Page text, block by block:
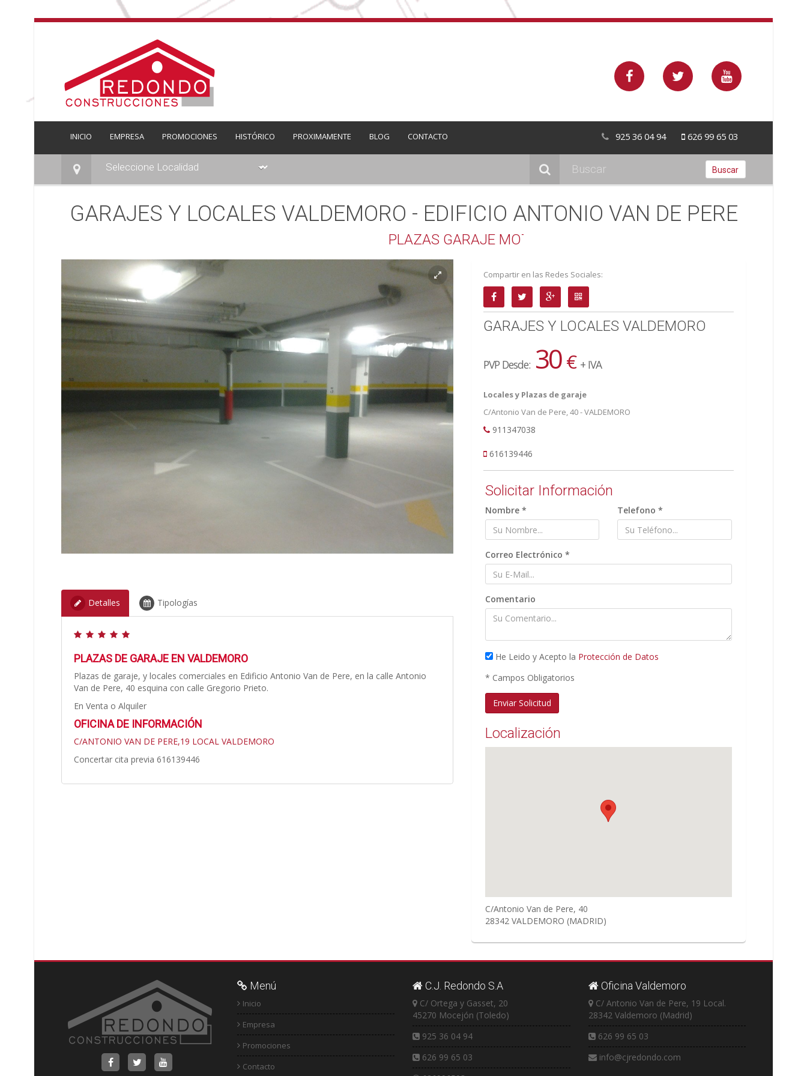
INICIO EMPRESA PROMOCIONES HISTÓRICO PROXIMAMENTE BLOG CONTACTO 925 36 04 94 626 99 65 03
Buscar
GARAJES Y LOCALES VALDEMORO - EDIFICIO ANTONIO VAN DE PERE
PLAZAS GARAJE MOTO
Detalles Tipologías
PLAZAS DE GARAJE EN VALDEMORO
Plazas de garaje, y locales comerciales en Edificio Antonio Van de Pere, en la calle Antonio
Van de Pere, 40 esquina con calle Gregorio Prieto.
En Venta o Alquiler
OFICINA DE INFORMACIÓN
C/ANTONIO VAN DE PERE,19 LOCAL VALDEMORO
Concertar cita previa 616139446
Compartir en las Redes Sociales:
GARAJES Y LOCALES VALDEMORO
PVP Desde: 30 € + IVA
Locales y Plazas de garaje
C/Antonio Van de Pere, 40 - VALDEMORO
911347038
616139446
Solicitar Información
Nombre * Telefono *
Correo Electrónico *
Comentario
He Leido y Acepto la Protección de Datos
* Campos Obligatorios
Localización
C/Antonio Van de Pere, 40
28342 VALDEMORO (MADRID)
Menú
Inicio
Empresa
Promociones
Contacto
C.J. Redondo S.A
C/ Ortega y Gasset, 20
45270 Mocejón (Toledo)
925 36 04 94
626 99 65 03
Oficina Valdemoro
C/ Antonio Van de Pere, 19 Local.
28342 Valdemoro (Madrid)
626 99 65 03
info@cjredondo.com